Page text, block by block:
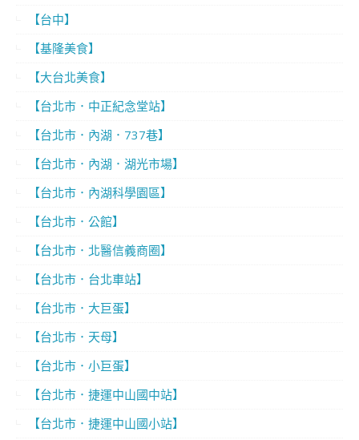
【台中】
【基隆美食】
【大台北美食】
【台北市．中正紀念堂站】
【台北市．內湖．737巷】
【台北市．內湖．湖光市場】
【台北市．內湖科學園區】
【台北市．公館】
【台北市．北醫信義商圈】
【台北市．台北車站】
【台北市．大巨蛋】
【台北市．天母】
【台北市．小巨蛋】
【台北市．捷運中山國中站】
【台北市．捷運中山國小站】